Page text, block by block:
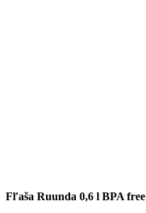
Fľaša Ruunda 0,6 l BPA free